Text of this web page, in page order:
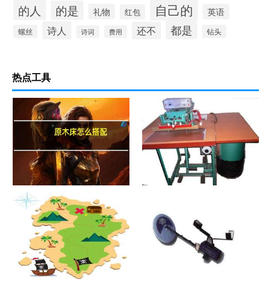
的人 的是 礼物 红包 自己的 英语
螺丝 诗人 诗词 费用 还不 都是 钻头
热点工具
原木床怎么搭配